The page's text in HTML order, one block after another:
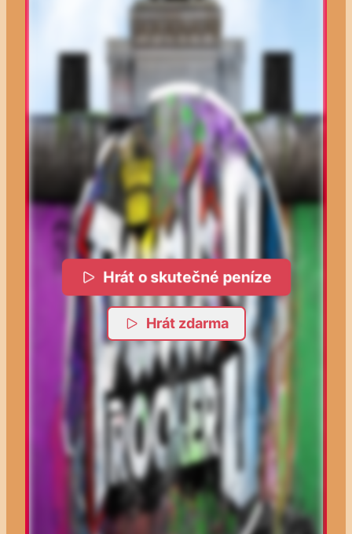
Hrát o skutečné peníze
Hrát zdarma